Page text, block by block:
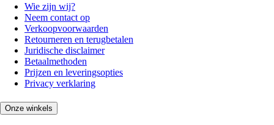
Wie zijn wij?
Neem contact op
Verkoopvoorwaarden
Retourneren en terugbetalen
Juridische disclaimer
Betaalmethoden
Prijzen en leveringsopties
Privacy verklaring
Onze winkels